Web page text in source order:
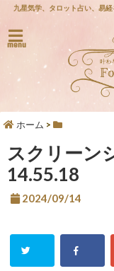
九星気学、タロット占い、易
menu
ホーム >
スクリーン
14.55.18
2024/09/14